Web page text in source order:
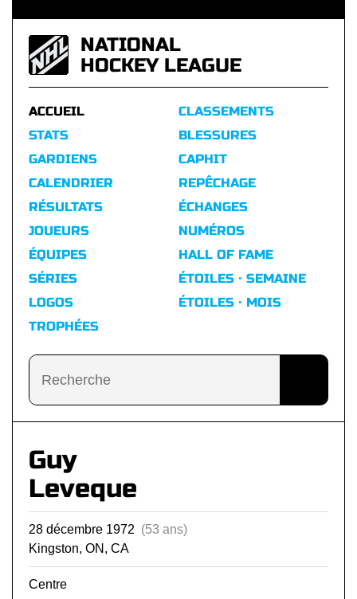
NATIONAL
HOCKEY LEAGUE
ACCUEIL
STATS
GARDIENS
CALENDRIER
RÉSULTATS
CLASSEMENTS
BLESSURES
CAPHIT
REPÊCHAGE
ÉCHANGES
JOUEURS
ÉQUIPES
SÉRIES
LOGOS
TROPHÉES
NUMÉROS
HALL OF FAME
ÉTOILES · SEMAINE
ÉTOILES · MOIS
Guy
Leveque
28 décembre 1972 (53 ans)
Kingston, ON, CA
Centre